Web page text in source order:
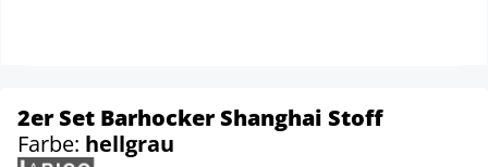
2er Set Barhocker Shanghai Stoff
Farbe: hellgrau